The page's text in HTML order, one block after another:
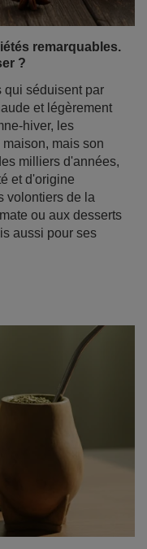
séduisent par
et légèrement
hiver, les
mais son
milliers d'années,
et d'origine
de la
ou aux desserts
aussi pour ses
clé d'un sommeil
c'est
de personnes